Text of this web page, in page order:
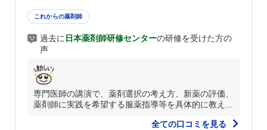
これからの薬剤師
過去に 日本薬剤師研修センターの研修を受けた方の
声
専門医師の講演で、薬剤選択の考え方、新薬の評価、
薬剤師に実践を希望する服薬指導等を具体的に教え...
全ての口コミを見る